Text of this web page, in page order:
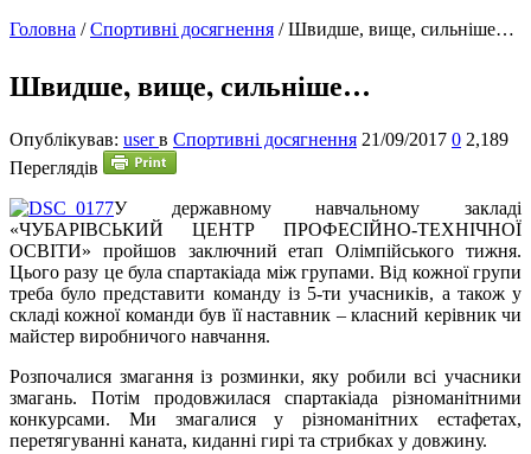
Головна /Спортивні досягнення /Швидше, вище, сильніше…
Швидше, вище, сильніше…
Опублікував: userв Спортивні досягнення 21/09/2017 0 2,189
Переглядів
Удержавному навчальному закладі
«ЧУБАРІВСЬКИЙ ЦЕНТР ПРОФЕСІЙНО-ТЕХНІЧНОЇ
ОСВІТИ» пройшов заключний етап Олімпійського тижня.
Цього разу це була спартакіада між групами. Від кожної групи
треба було представити команду із 5-ти учасників, а також у
складі кожної команди був її наставник – класний керівник чи
майстер виробничого навчання.
Розпочалися змагання із розминки, яку робили всі учасники
змагань. Потім продовжилася спартакіада різноманітними
конкурсами. Ми змагалися у різноманітних естафетах,
перетягуванні каната, киданні гирі та стрибках у довжину.